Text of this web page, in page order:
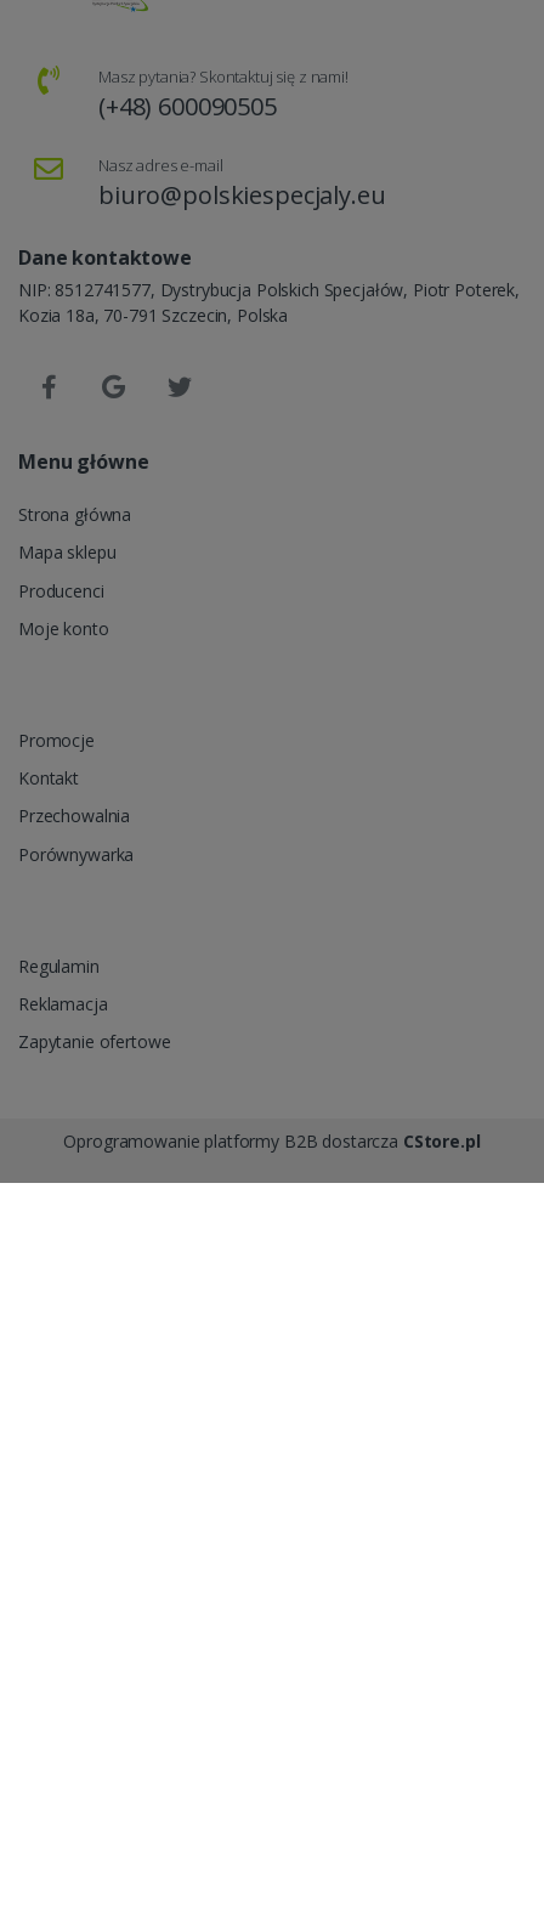
Masz pytania? Skontaktuj się z nami!
(+48) 600090505
Nasz adres e-mail
biuro@polskiespecjaly.eu
Dane kontaktowe
NIP: 8512741577, Dystrybucja Polskich Specjałów, Piotr Poterek,
Kozia 18a, 70-791 Szczecin, Polska
Menu główne
Strona główna
Mapa sklepu
Producenci
Moje konto
Promocje
Kontakt
Przechowalnia
Porównywarka
Regulamin
Reklamacja
Zapytanie ofertowe
Oprogramowanie platformy B2B dostarcza CStore.pl